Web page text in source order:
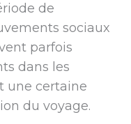
de
sociaux
parfois
dans les
une certaine
du voyage.